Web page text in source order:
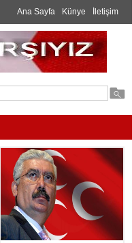
Ana Sayfa Künye İletişim